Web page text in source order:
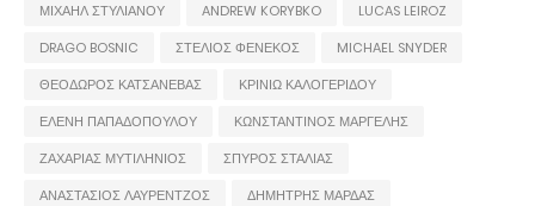
ΜΙΧΑΗΛ ΣΤΥΛΙΑΝΟΥ
ANDREW KORYBKO
LUCAS LEIROZ
DRAGO BOSNIC
ΣΤΕΛΙΟΣ ΦΕΝΕΚΟΣ
MICHAEL SNYDER
ΘΕΟΔΩΡΟΣ ΚΑΤΣΑΝΕΒΑΣ
ΚΡΙΝΙΩ ΚΑΛΟΓΕΡΙΔΟΥ
ΕΛΕΝΗ ΠΑΠΑΔΟΠΟΥΛΟΥ
ΚΩΝΣΤΑΝΤΙΝΟΣ ΜΑΡΓΕΛΗΣ
ΖΑΧΑΡΙΑΣ ΜΥΤΙΛΗΝΙΟΣ
ΣΠΥΡΟΣ ΣΤΑΛΙΑΣ
ΑΝΑΣΤΑΣΙΟΣ ΛΑΥΡΕΝΤΖΟΣ
ΔΗΜΗΤΡΗΣ ΜΑΡΔΑΣ